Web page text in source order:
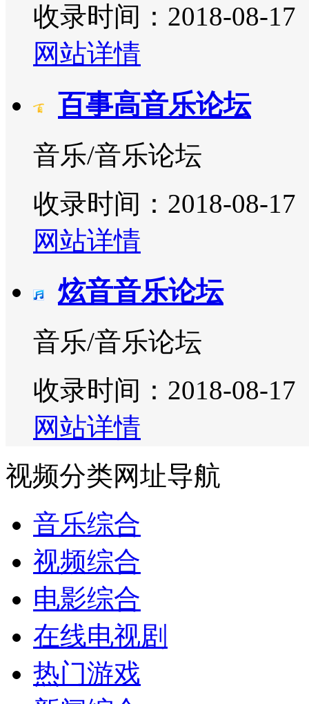
收录时间：2018-08-17
网站详情
百事高音乐论坛
音乐/音乐论坛
收录时间：2018-08-17
网站详情
炫音音乐论坛
音乐/音乐论坛
收录时间：2018-08-17
网站详情
视频分类网址导航
音乐综合
视频综合
电影综合
在线电视剧
热门游戏